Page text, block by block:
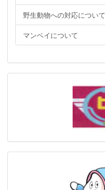
野生動物への対応について
マンベイについて